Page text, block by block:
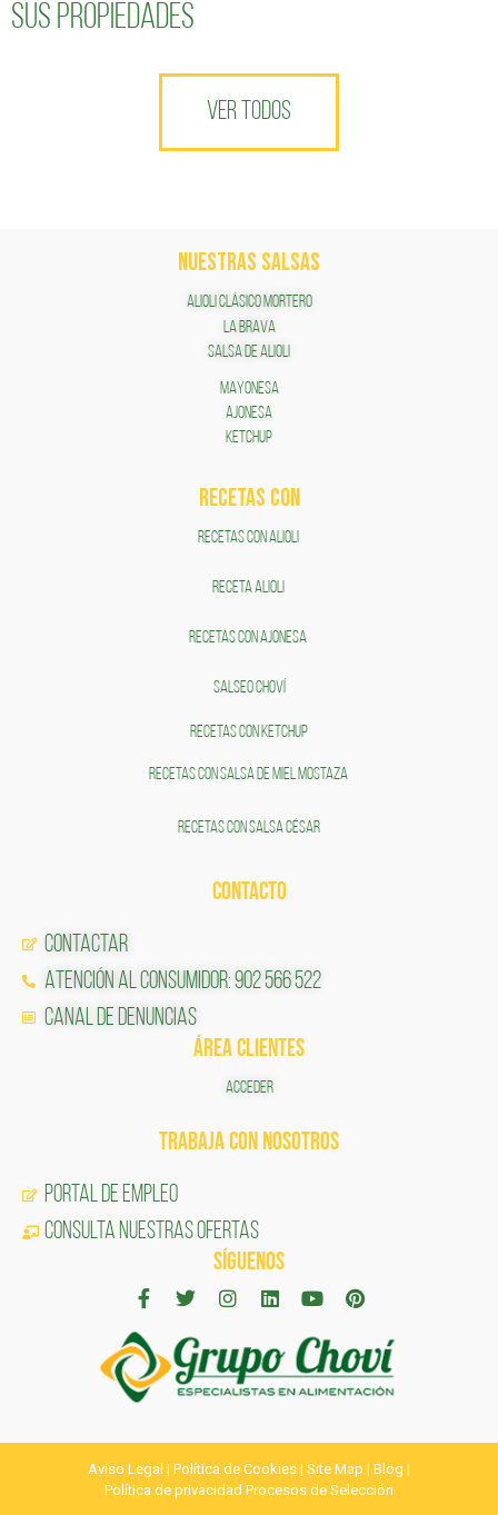
sus propiedades
VER TODOS
NUESTRAS SALSAS
ALIOLI CLÁSICO MORTERO
LA BRAVA
SALSA DE ALIOLI
MAYONESA
AJONESA
KETCHUP
RECETAS COn
RECETAS CON ALIOLI
RECETA ALIOLI
RECETAS CON AJONESA
SALSEO CHOVÍ
RECETAS CON KETCHUP
RECETAS CON SALSA DE MIEL MOSTAZA
RECETAS CON SALSA CÉSAR
CONTACTO
Contactar
Atención al Consumidor: 902 566 522
Canal de Denuncias
ÁREA CLIENTES
ACCEDER
TRABAJA CON NOSOTROS
Portal de Empleo
CONSULTA NUESTRAS OFERTAS
SÍGUENOS
Aviso Legal | Política de Cookies | Site Map | Blog |
Política de privacidad Procesos de Selección